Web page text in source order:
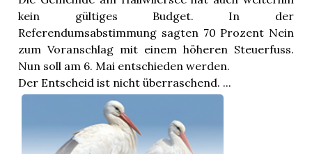
kein gültiges Budget. In der
Referendumsabstimmung sagten 70 Prozent Nein
zum Voranschlag mit einem höheren Steuerfuss.
Nun soll am 6. Mai entschieden werden.
Der Entscheid ist nicht überraschend. ...